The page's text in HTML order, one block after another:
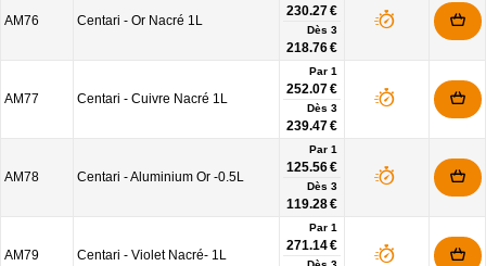
AM76 Centari - Or Nacré 1L
230.27 €
Dès 3
218.76 €
AM77 Centari - Cuivre Nacré 1L
Par 1
252.07 €
Dès 3
239.47 €
AM78 Centari - Aluminium Or -0.5L
Par 1
125.56 €
Dès 3
119.28 €
AM79 Centari - Violet Nacré- 1L
Par 1
271.14 €